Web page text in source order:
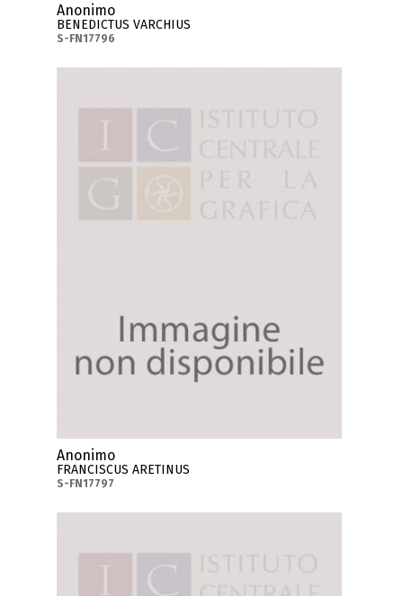
Anonimo
BENEDICTUS VARCHIUS
S-FN17796
Anonimo
FRANCISCUS ARETINUS
S-FN17797